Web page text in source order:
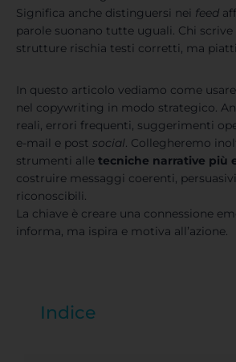
Significa anche distinguersi nei feed
parole suonano tutte uguali. Chi scrive
strutture rischia testi corretti, ma
In questo articolo vediamo come
nel copywriting in modo strategico.
reali, errori frequenti, suggerimenti
e-mail e post social. Collegheremo
strumenti alle tecniche narrative più
costruire messaggi coerenti,
riconoscibili.
La chiave è creare una connessione
informa, ma ispira e motiva all’azione.
Indice